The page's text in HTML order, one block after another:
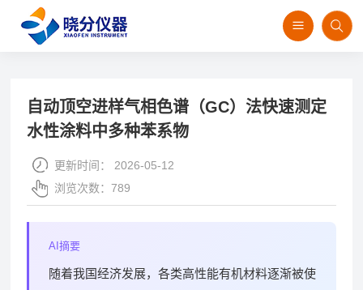
首页>技术资讯>
自动顶空进样气相色谱（GC）法快速测定
水性涂料中多种苯系物
更新时间： 2026-05-12
浏览次数：789
AI摘要
随着我国经济发展，各类高性能有机材料逐渐被使